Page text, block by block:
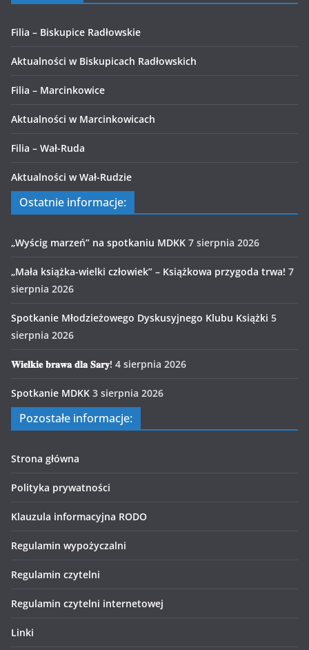
Filia – Biskupice Radłowskie
Aktualności w Biskupicach Radłowskich
Filia – Marcinkowice
Aktualności w Marcinkowicach
Filia – Wał-Ruda
Aktualności w Wał-Rudzie
Ostatnie informacje:
„Wyścig marzeń” na spotkaniu MDKK 7 sierpnia 2026
„Mała książka-wielki człowiek” – Książkowa przygoda trwa! 7
sierpnia 2026
Spotkanie Młodzieżowego Dyskusyjnego Klubu Książki 5
sierpnia 2026
𝐖𝐢𝐞𝐥𝐤𝐢𝐞 𝐛𝐫𝐚𝐰𝐚 𝐝𝐥𝐚 𝐒𝐚𝐫𝐲! 4 sierpnia 2026
Spotkanie MDKK 3 sierpnia 2026
Pozostałe informacje:
Strona główna
Polityka prywatności
Klauzula informacyjna RODO
Regulamin wypożyczalni
Regulamin czytelni
Regulamin czytelni internetowej
Linki